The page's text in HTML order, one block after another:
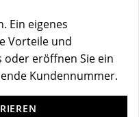
Ein eigenes
Vorteile und
oder eröffnen Sie ein
Kundennummer.